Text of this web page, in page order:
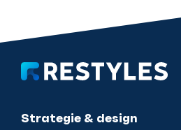
Strategie & design